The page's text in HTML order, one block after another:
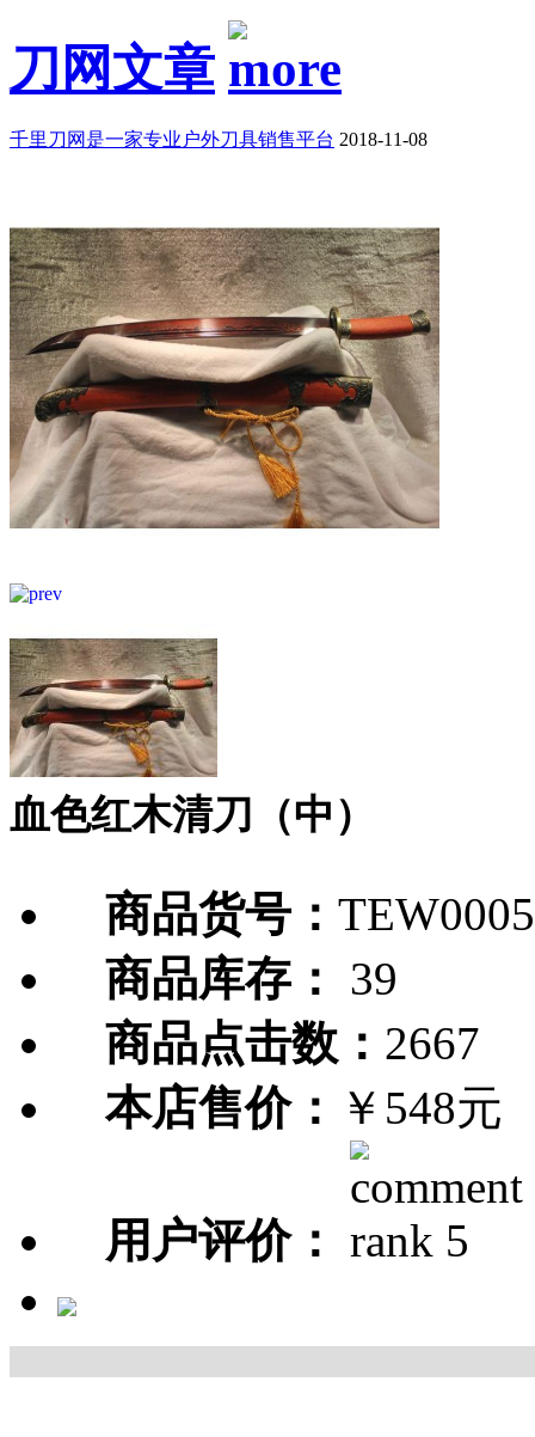
刀网文章
千里刀网是一家专业户外刀具销售平台 2018-11-08
血色红木清刀（中）
商品货号：
商品库存：
39
商品点击数： 2667
本店售价： ￥548元
用户评价：